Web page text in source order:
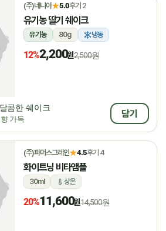
(주)네니아★5.0후기 2
유기농 딸기 쉐이크
유기농 80g 냉동
12%2,200원2,500원
콤한 쉐이크
가득
담기
(주)파머스그레인★4.5후기 4
화이트닝 비타앰플
30ml 상온
20%11,600원14,500원